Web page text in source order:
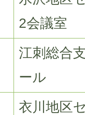
2会議室
江刺総合
ール
衣川地区